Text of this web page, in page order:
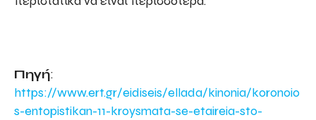
Πηγή:
https://www.ert.gr/eidiseis/ellada/kinonia/koronoio
s-entopistikan-11-kroysmata-se-etaireia-sto-